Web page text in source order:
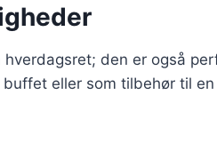
den er også
eller som tilbehør til en